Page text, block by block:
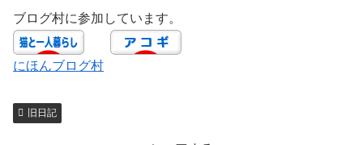
ブログ村に参加しています。
にほんブログ村
旧日記